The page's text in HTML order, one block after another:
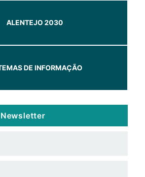
ALENTEJO 2030
DE INFORMAÇÃO